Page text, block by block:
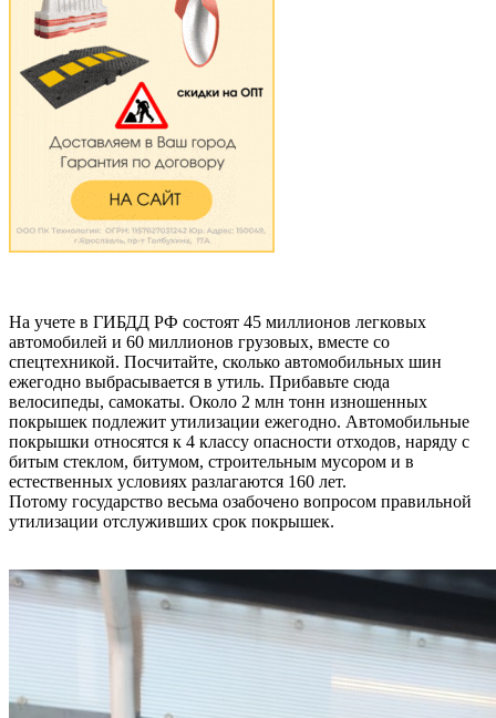
На учете в ГИБДД РФ состоят 45 миллионов легковых
автомобилей и 60 миллионов грузовых, вместе со
спецтехникой. Посчитайте, сколько автомобильных шин
ежегодно выбрасывается в утиль. Прибавьте сюда
велосипеды, самокаты. Около 2 млн тонн изношенных
покрышек подлежит утилизации ежегодно. Автомобильные
покрышки относятся к 4 классу опасности отходов, наряду с
битым стеклом, битумом, строительным мусором и в
естественных условиях разлагаются 160 лет.
Потому государство весьма озабочено вопросом правильной
утилизации отслуживших срок покрышек.